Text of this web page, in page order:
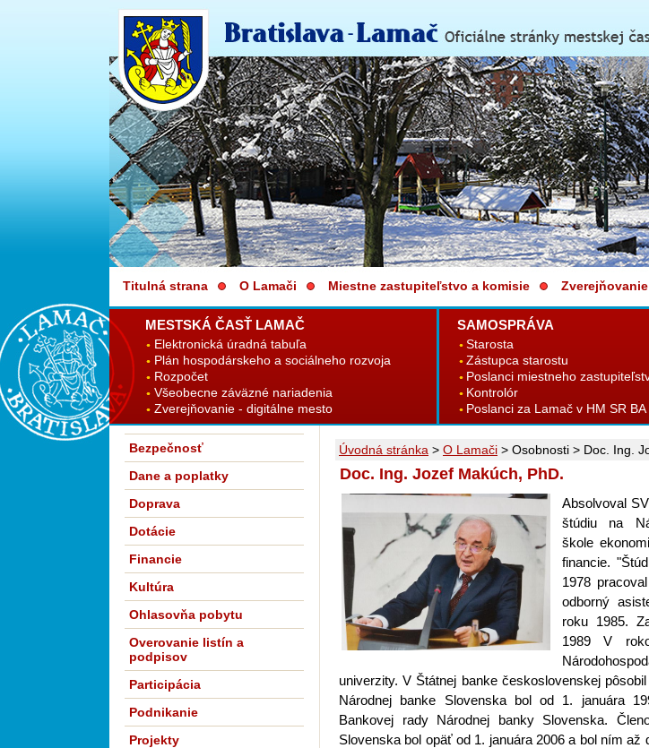
MESTSKÁ ČASŤ LAMAČ
Elektronická úradná tabuľa
Plán hospodárskeho a sociálneho rozvoja
Rozpočet
Všeobecne záväzné nariadenia
Zverejňovanie - digitálne mesto
SAMOSPRÁVA
Starosta
Zástupca starostu
Poslanci miestneho
Kontrolór
Poslanci za Lamač v HM SR BA
Úvodná stránka > O Lamači > Osobnosti > Doc. Ing.
Doc. Ing. Jozef Makúch, PhD.
Absolvoval
štúdiu na
škole
financie.
1978
odborný
roku 1985.
1989 V
univerzity. V Štátnej banke československej
Národnej banke Slovenska bol od 1. januára
Bankovej rady Národnej banky Slovenska.
Slovenska bol opäť od 1. januára 2006 a bol ním
Bezpečnosť
Dane a poplatky
Doprava
Dotácie
Financie
Kultúra
Ohlasovňa pobytu
Overovanie listín a
podpisov
Participácia
Podnikanie
Projekty
Titulná strana O Lamači Miestne zastupiteľstvo a komisie Zverejňovanie